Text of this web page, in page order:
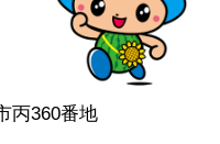
筑西市
丙360番地